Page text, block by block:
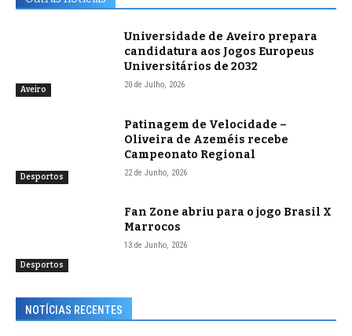
Aveiro
Universidade de Aveiro prepara
candidatura aos Jogos Europeus
Universitários de 2032
20 de Julho, 2026
Desportos
Patinagem de Velocidade –
Oliveira de Azeméis recebe
Campeonato Regional
22 de Junho, 2026
Desportos
Fan Zone abriu para o jogo Brasil X
Marrocos
13 de Junho, 2026
NOTÍCIAS RECENTES